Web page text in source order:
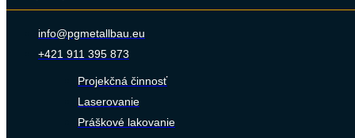
info@pgmetallbau.eu
+421 911 395 873
Projekčná činnosť
Laserovanie
Práškové lakovanie